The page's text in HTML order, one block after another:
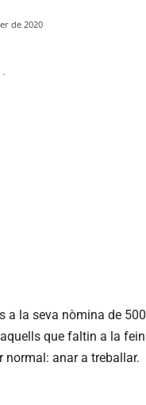
de 2020
-
a la seva nòmina de
que faltin a la
anar a treballar.